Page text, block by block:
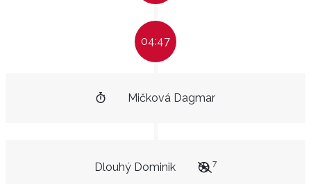
04:47
Mičková Dagmar
Dlouhý Dominik 7